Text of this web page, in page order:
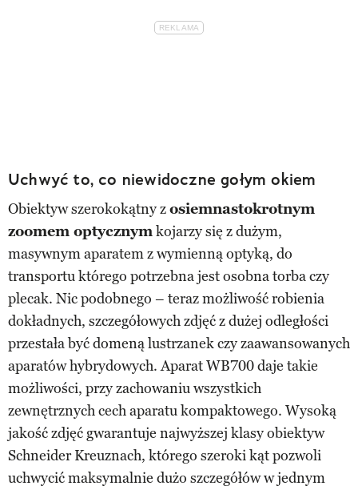
Uchwyć to, co niewidoczne gołym okiem
Obiektyw szerokokątny zosiemnastokrotnym
zoomem optycznymkojarzy się z dużym,
masywnym aparatem z wymienną optyką, do
transportu którego potrzebna jest osobna torba czy
plecak. Nic podobnego – teraz możliwość robienia
dokładnych, szczegółowych zdjęć z dużej odległości
przestała być domeną lustrzanek czy zaawansowanych
aparatów hybrydowych. Aparat WB700 daje takie
możliwości, przy zachowaniu wszystkich
zewnętrznych cech aparatu kompaktowego. Wysoką
jakość zdjęć gwarantuje najwyższej klasy obiektyw
Schneider Kreuznach, którego szeroki kąt pozwoli
uchwycić maksymalnie dużo szczegółów w jednym